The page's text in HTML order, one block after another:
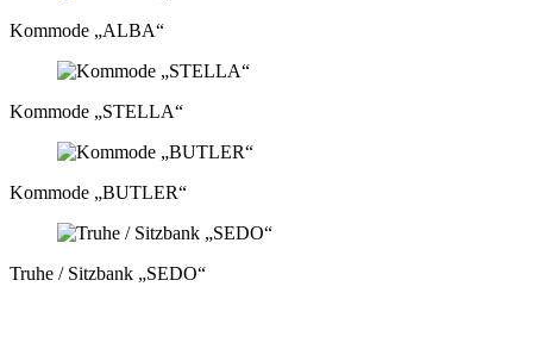
Kommode „ALBA“
Kommode „STELLA“
Kommode „BUTLER“
Truhe / Sitzbank „SEDO“